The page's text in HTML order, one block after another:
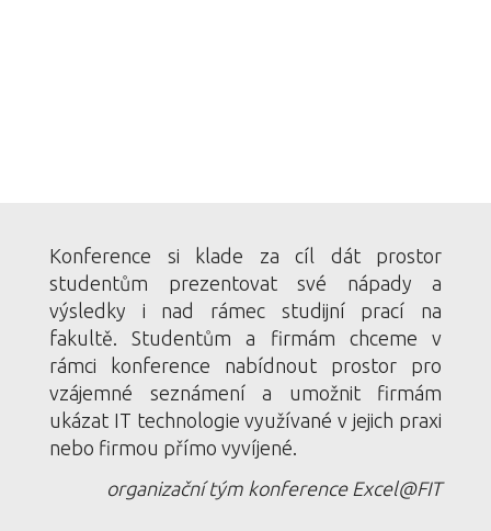
Konference si klade za cíl dát prostor
studentům prezentovat své nápady a
výsledky i nad rámec studijní prací na
fakultě. Studentům a firmám chceme v
rámci konference nabídnout prostor pro
vzájemné seznámení a umožnit firmám
ukázat IT technologie využívané v jejich praxi
nebo firmou přímo vyvíjené.
organizační tým konference Excel@FIT